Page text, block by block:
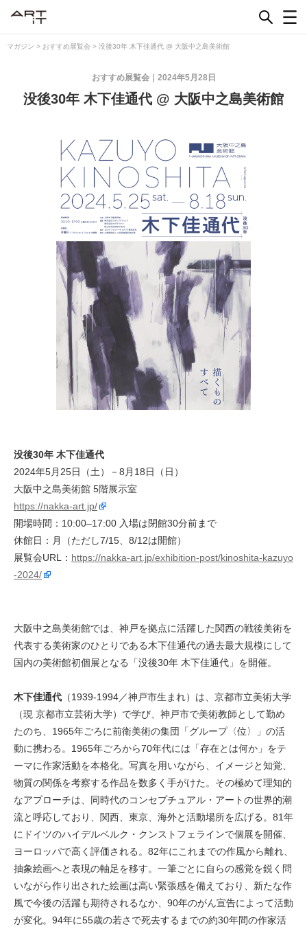
マガジン > おすすめ展覧会 > 没後30年 木下佳通代 @ 大阪中之島美術館
2024年5月28日
おすすめ展覧会
没後30年 木下佳通代 @ 大阪中之島美術館
没後30年 木下佳通代
2024年5月25日（土）－8月18日（日）
大阪中之島美術館 5階展示室
https://nakka-art.jp/
開場時間：10:00–17:00 入場は閉館30分前まで
休館日：月（ただし7/15、8/12は開館）
展覧会URL： https://nakka-art.jp/exhibition-post/kinoshita-kazuyo
-2024/
大阪中之島美術館では、神戸を拠点に活躍した関西の戦後美術を
代表する美術家のひとりである木下佳通代の過去最大規模にして
国内の美術館初個展となる「没後30年 木下佳通代」を開催。
木下佳通代 （1939-1994／神戸市生まれ）は、京都市立美術大学
（現 京都市立芸術大学）で学び、神戸市で美術教師として勤め
たのち、1965年ごろに前衛美術の集団「グループ〈位〉」の活
動に携わる。1965年ごろから70年代には「存在とは何か」をテ
ーマに作家活動を本格化。写真を用いながら、イメージと知覚、
物質の関係を考察する作品を数多く手がけた。その極めて理知的
なアプローチは、同時代のコンセプチュアル・アートの世界的潮
流と呼応しており、関西、東京、海外と活動場所を広げる。81年
にドイツのハイデルベルク・クンストフェラインで個展を開催、
ヨーロッパで高く評価される。82年にこれまでの作風から離れ、
抽象絵画へと表現の軸足を移す。一筆ごとに自らの感覚を鋭く問
いながら作り出された絵画は高い緊張感を備えており、新たな作
風で今後の活躍も期待されるなか、90年のがん宣告によって活動
が変化。94年に55歳の若さで死去するまでの約30年間の作家活